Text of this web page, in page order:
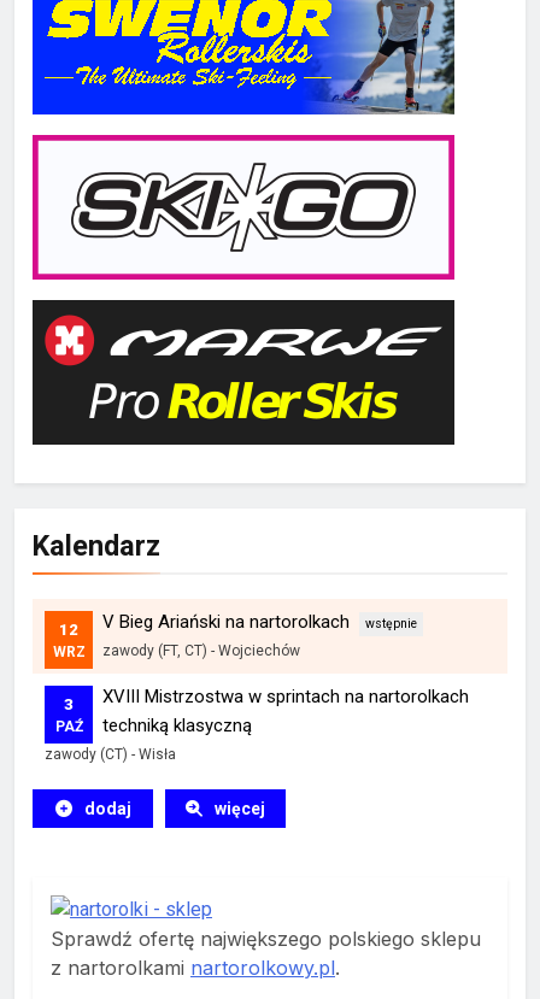
Kalendarz
12
WRZ
V Bieg Ariański na nartorolkach
zawody (FT, CT) - Wojciechów
3
PAŹ
XVIII Mistrzostwa w sprintach na nartorolkach
techniką klasyczną
zawody (CT) - Wisła
dodaj więcej
Sprawdź ofertę największego polskiego sklepu
z nartorolkami nartorolkowy.pl.